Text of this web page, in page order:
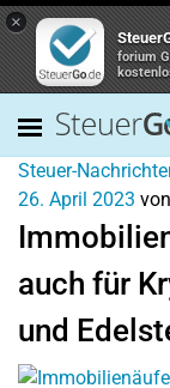
×
forium
Steuer-
26. April 2023 von
auch für
und